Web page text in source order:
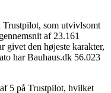
Trustpilot, som utvivlsomt
af 23.161
givet den højeste karakter,
har Bauhaus.dk 56.023
5 på Trustpilot, hvilket